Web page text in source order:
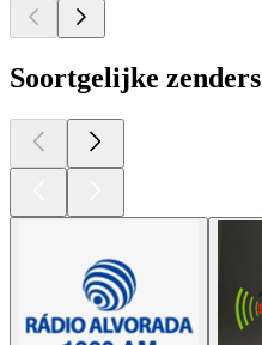
Soortgelijke zenders